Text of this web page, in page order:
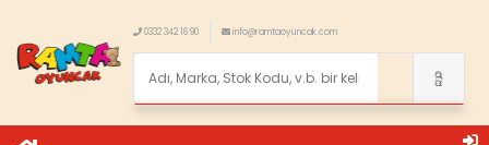
0332 342 16 90 info@ramtaoyuncak.com